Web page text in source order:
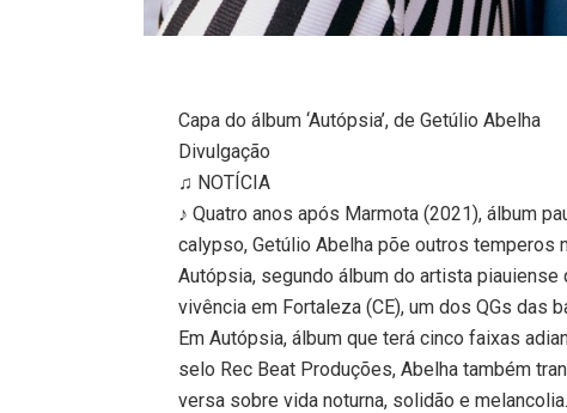
Capa do álbum ‘Autópsia’, de Getúlio Abelha
Divulgação
♫ NOTÍCIA
♪ Quatro anos após Marmota (2021), álbum
calypso, Getúlio Abelha põe outros temperos
Autópsia, segundo álbum do artista
vivência em Fortaleza (CE), um dos QGs das
Em Autópsia, álbum que terá cinco faixas
selo Rec Beat Produções, Abelha também
versa sobre vida noturna, solidão e melancolia.